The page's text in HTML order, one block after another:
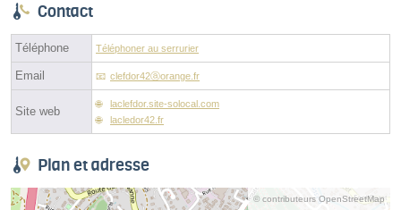
Contact
Téléphone Téléphoner au serrurier
Email clefdor42ⓐorange.fr
Site web
laclefdor.site-solocal.com
lacledor42.fr
Plan et adresse
© contributeurs OpenStreetMap